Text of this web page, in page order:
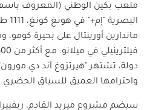
ملعب بكين الوطني (المعروف
ماندارين أورينتال على بحيرة
دولة، تشتهر "هيرتزوغ آند دي
واحترامها العميق للسياق الحضري